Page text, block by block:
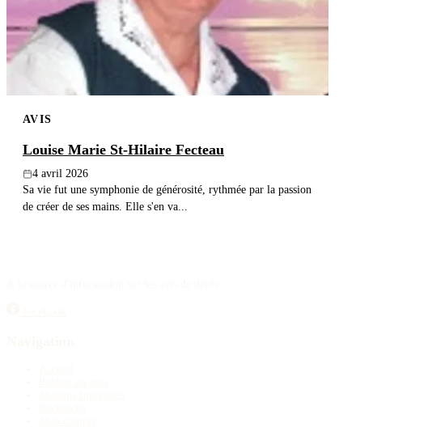
AVIS
Louise Marie St-Hilaire Fecteau
4 avril 2026
Sa vie fut une symphonie de générosité, rythmée par la passion
de créer de ses mains. Elle s'en va...